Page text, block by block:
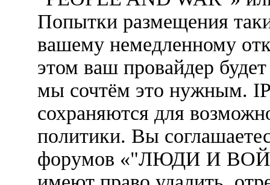
Попытки размещения
вашему немедленному
этом ваш провайдер
мы сочтём это нужным.
сохраняются для
политики. Вы
форумов «"ЛЮДИ И